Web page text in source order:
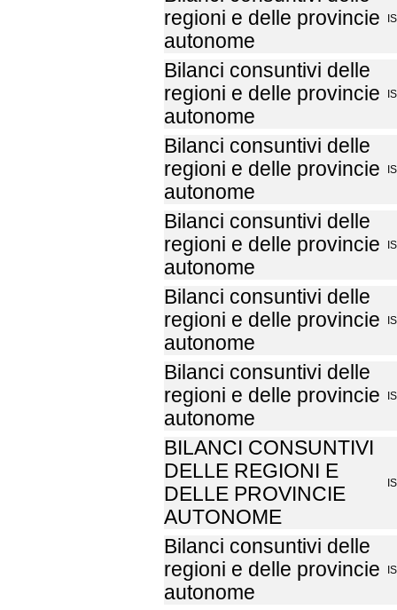
regioni e delle provincie
autonome
Bilanci consuntivi delle
regioni e delle provincie
autonome
Bilanci consuntivi delle
regioni e delle provincie
autonome
Bilanci consuntivi delle
regioni e delle provincie
autonome
Bilanci consuntivi delle
regioni e delle provincie
autonome
Bilanci consuntivi delle
regioni e delle provincie
autonome
BILANCI CONSUNTIVI
DELLE REGIONI E
DELLE PROVINCIE
AUTONOME
Bilanci consuntivi delle
regioni e delle provincie
autonome